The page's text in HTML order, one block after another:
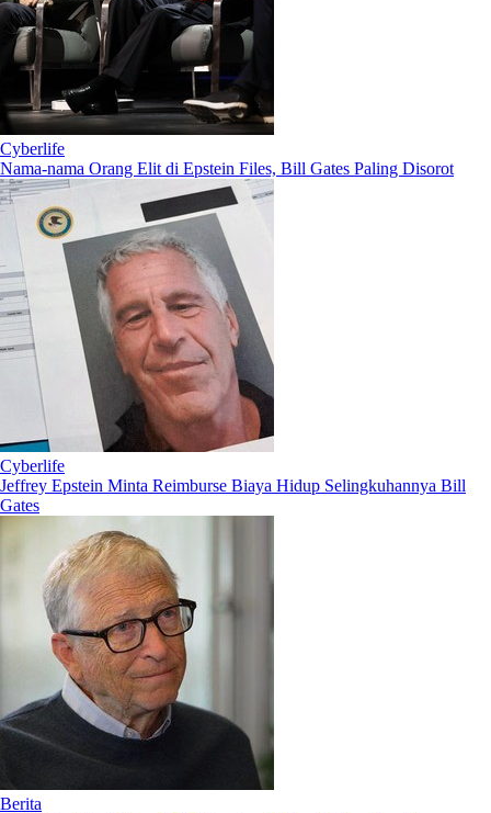
Cyberlife
Nama-nama Orang Elit di Epstein Files, Bill Gates Paling Disorot
Cyberlife
Jeffrey Epstein Minta Reimburse Biaya Hidup Selingkuhannya Bill
Gates
Berita